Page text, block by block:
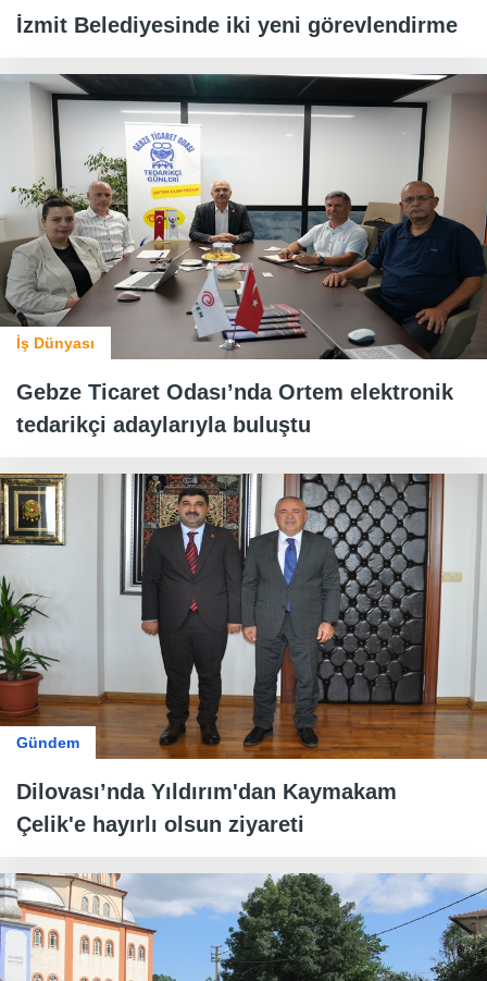
İzmit Belediyesinde iki yeni görevlendirme
İş Dünyası
Gebze Ticaret Odası’nda Ortem elektronik
tedarikçi adaylarıyla buluştu
Gündem
Dilovası’nda Yıldırım'dan Kaymakam
Çelik'e hayırlı olsun ziyareti